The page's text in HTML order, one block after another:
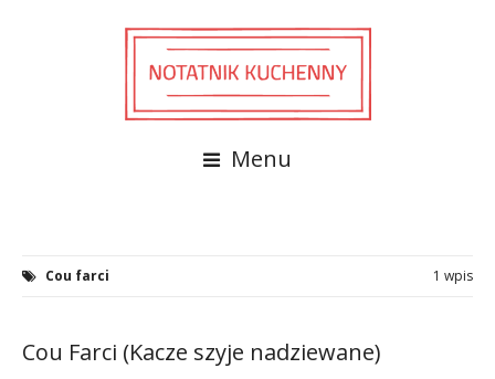
Menu
Cou farci 1 wpis
Cou Farci (Kacze szyje nadziewane)